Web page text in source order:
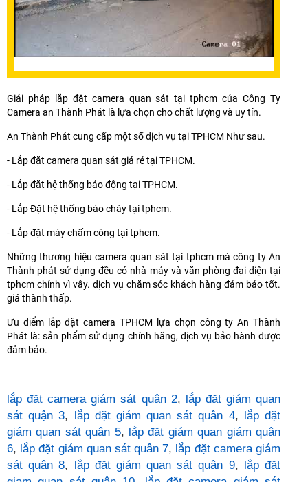
Giải pháp lắp đặt camera quan sát tại tphcm của Công Ty
Camera an Thành Phát là lựa chọn cho chất lượng và uy tín.
An Thành Phát cung cấp một số dịch vụ tại TPHCM Như sau.
- Lắp đặt camera quan sát giá rẻ tại TPHCM.
- Lắp đăt hệ thống báo động tại TPHCM.
- Lắp Đặt hệ thống báo cháy tại tphcm.
- Lắp đặt máy chấm công tại tphcm.
Những thương hiệu camera quan sát tại tphcm mà công ty An
Thành phát sử dụng đều có nhà máy và văn phòng đại diện tại
tphcm chính vì vây. dịch vụ chăm sóc khách hàng đảm bảo tốt.
giá thành thấp.
Ưu điểm lắp đặt camera TPHCM lựa chọn công ty An Thành
Phát là: sản phẩm sử dụng chính hãng, dịch vụ bảo hành được
đảm bảo.
lắp đặt camera giám sát quận 2,
lắp đặt giám quan
sát quận 3, lắp đặt giám quan sát quân 4,
lắp đặt
giám quan sát quân 5, lắp đặt giám quan giám quân
6, lắp đặt giám quan sát quân 7, lắp đặt camera giám
sát quân 8, lắp đặt giám quan sát quân 9,
lắp đặt